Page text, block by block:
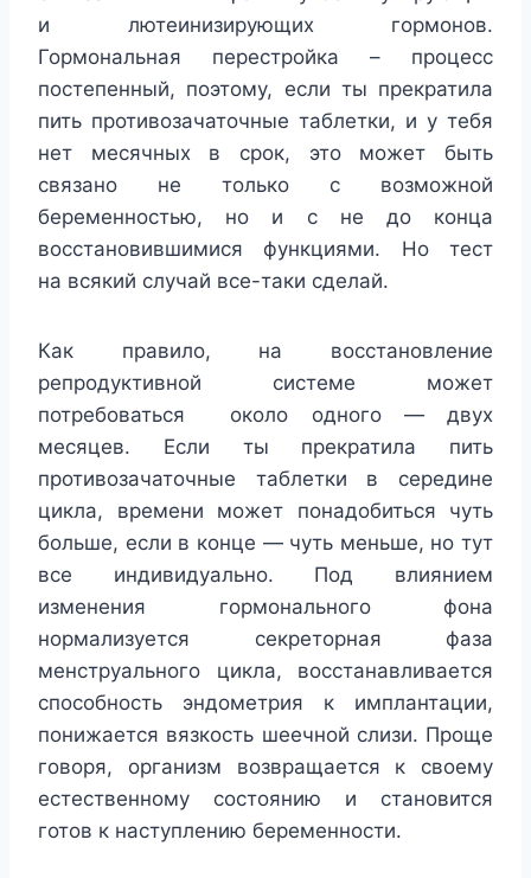
и лютеинизирующих гормонов.
Гормональная перестройка – процесс
постепенный, поэтому, если ты прекратила
пить противозачаточные таблетки, и у тебя
нет месячных в срок, это может быть
связано не только с возможной
беременностью, но и с не до конца
восстановившимися функциями. Но тест
на всякий случай все-таки сделай.
Как правило, на восстановление
репродуктивной системе может
потребоваться около одного — двух
месяцев. Если ты прекратила пить
противозачаточные таблетки в середине
цикла, времени может понадобиться чуть
больше, если в конце — чуть меньше, но тут
все индивидуально. Под влиянием
изменения гормонального фона
нормализуется секреторная фаза
менструального цикла, восстанавливается
способность эндометрия к имплантации,
понижается вязкость шеечной слизи. Проще
говоря, организм возвращается к своему
естественному состоянию и становится
готов к наступлению беременности.